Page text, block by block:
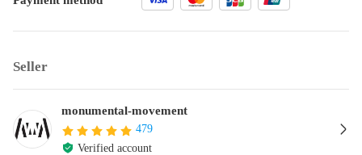
Seller
monumental-movement
479
Verified account